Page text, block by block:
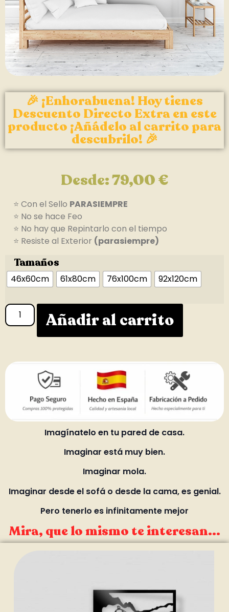
🎉 ¡Enhorabuena! Hoy tienes
Descuento Directo Extra en este
producto ¡Añádelo al carrito para
descubrilo! 🎉
Desde:79,00€
⭐ Con el Sello PARASIEMPRE
⭐ No se hace Feo
⭐ No hay que Repintarlo con el tiempo
⭐ Resiste al Exterior (parasiempre)
Tamaños
46x60cm 61x80cm 76x100cm 92x120cm
Añadir al carrito
Imagínatelo en tu pared de casa.
Imaginar está muy bien.
Imaginar mola.
Imaginar desde el sofá o desde la cama, es genial.
Pero tenerlo es infinitamente mejor
Mira, que lo mismo te interesan...